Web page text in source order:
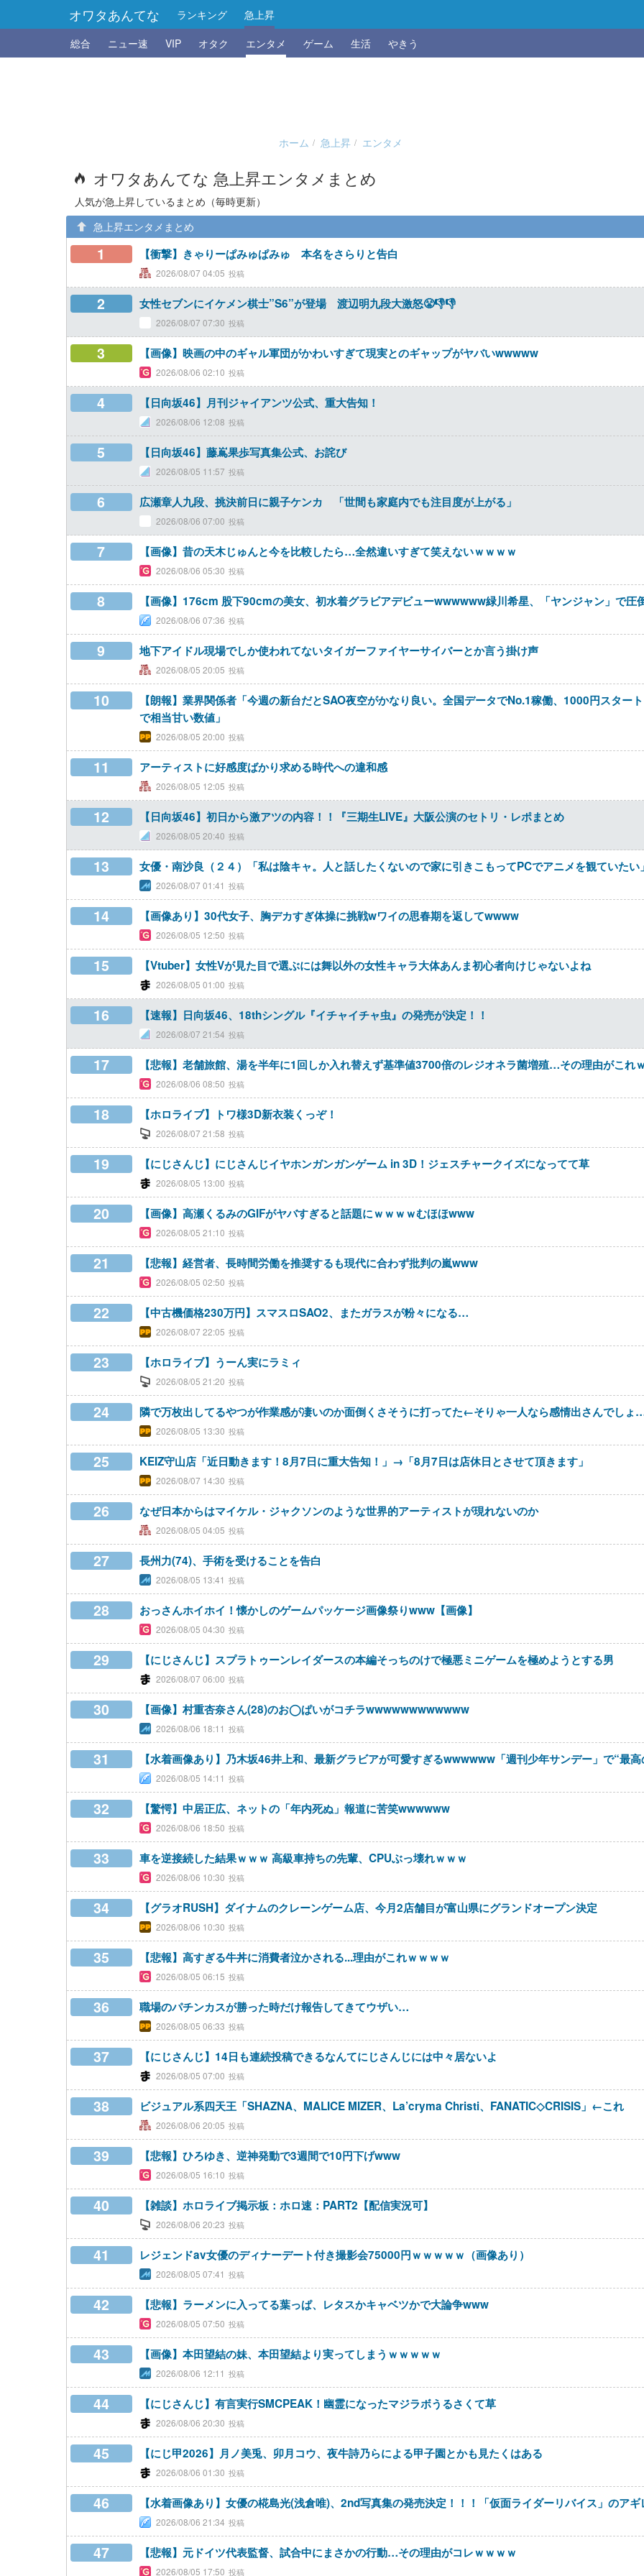
オワタあんてな ランキング
急上昇
総合
ニュー速 VIP オタク エンタメ ゲーム 生活 やきう
ホーム 急上昇 エンタメ
オワタあんてな 急上昇エンタメまとめ
人気が急上昇しているまとめ（毎時更新）
急上昇エンタメまとめ
1 【衝撃】きゃりーぱみゅぱみゅ 本名をさらりと告白
2026/08/07 04:05
2 女性セブンにイケメン棋士”S6”が登場 渡辺明九段大激怒😤👎👎
2026/08/07 07:30
3 【画像】映画の中のギャル軍団がかわいすぎて現実とのギャップがヤバいwwwww
2026/08/06 02:10
4 【日向坂46】月刊ジャイアンツ公式、重大告知！
2026/08/06 12:08
5 【日向坂46】藤嶌果歩写真集公式、お詫び
2026/08/05 11:57
6 広瀬章人九段、挑決前日に親子ケンカ 「世間も家庭内でも注目度が上がる」
2026/08/06 07:00
7 【画像】昔の天木じゅんと今を比較したら…全然違いすぎて笑えないｗｗｗｗ
2026/08/06 05:30
8 【画像】176cm 股下90cmの美女、初水着グラビアデビューwwwwww緑川希星、「ヤンジャン」で圧
2026/08/06 07:36
9 地下アイドル現場でしか使われてないタイガーファイヤーサイバーとか言う掛け声
2026/08/05 20:05
10
【朗報】業界関係者「今週の新台だとSAO夜空がかなり良い。全国データでNo.1稼働、1000円スタ
で相当甘い数値」
2026/08/05 20:00
11 アーティストに好感度ばかり求める時代への違和感
2026/08/05 12:05
12 【日向坂46】初日から激アツの内容！！『三期生LIVE』大阪公演のセトリ・レポまとめ
2026/08/05 20:40
13 女優・南沙良（２４）「私は陰キャ。人と話したくないので家に引きこもってPCでアニメを観ていたい
2026/08/07 01:41
14 【画像あり】30代女子、胸デカすぎ体操に挑戦wワイの思春期を返してwwww
2026/08/05 12:50
15 【Vtuber】女性Vが見た目で選ぶには舞以外の女性キャラ大体あんま初心者向けじゃないよね
2026/08/05 01:00
16 【速報】日向坂46、18thシングル『イチャイチャ虫』の発売が決定！！
2026/08/07 21:54
17 【悲報】老舗旅館、湯を半年に1回しか入れ替えず基準値3700倍のレジオネラ菌増殖…その理由がこれ
2026/08/06 08:50
18 【ホロライブ】トワ様3D新衣装くっぞ！
2026/08/07 21:58
19 【にじさんじ】にじさんじイヤホンガンガンゲーム in 3D！ジェスチャークイズになってて草
2026/08/05 13:00
20 【画像】高瀬くるみのGIFがヤバすぎると話題にｗｗｗｗむほほwww
2026/08/05 21:10
21 【悲報】経営者、長時間労働を推奨するも現代に合わず批判の嵐www
2026/08/05 02:50
22 【中古機価格230万円】スマスロSAO2、またガラスが粉々になる…
2026/08/07 22:05
23 【ホロライブ】うーん実にラミィ
2026/08/05 21:20
24 隣で万枚出してるやつが作業感が凄いのか面倒くさそうに打ってた←そりゃ一人なら感情出さんでしょ
2026/08/05 13:30
25 KEIZ守山店「近日動きます！8月7日に重大告知！」→「8月7日は店休日とさせて頂きます」
2026/08/07 14:30
26 なぜ日本からはマイケル・ジャクソンのような世界的アーティストが現れないのか
2026/08/05 04:05
27 長州力(74)、手術を受けることを告白
2026/08/05 13:41
28 おっさんホイホイ！懐かしのゲームパッケージ画像祭りwww【画像】
2026/08/05 04:30
29 【にじさんじ】スプラトゥーンレイダースの本編そっちのけで極悪ミニゲームを極めようとする男
2026/08/07 06:00
30 【画像】村重杏奈さん(28)のお◯ぱいがコチラwwwwwwwwwwww
2026/08/06 18:11
31 【水着画像あり】乃木坂46井上和、最新グラビアが可愛すぎるwwwwww「週刊少年サンデー」で“最
2026/08/05 14:11
32 【驚愕】中居正広、ネットの「年内死ぬ」報道に苦笑wwwwww
2026/08/06 18:50
33 車を逆接続した結果ｗｗｗ 高級車持ちの先輩、CPUぶっ壊れｗｗｗ
2026/08/06 10:30
34 【グラオRUSH】ダイナムのクレーンゲーム店、今月2店舗目が富山県にグランドオープン決定
2026/08/06 10:30
35 【悲報】高すぎる牛丼に消費者泣かされる...理由がこれｗｗｗｗ
2026/08/05 06:15
36 職場のパチンカスが勝った時だけ報告してきてウザい…
2026/08/05 06:33
37 【にじさんじ】14日も連続投稿できるなんてにじさんじには中々居ないよ
2026/08/05 07:00
38 ビジュアル系四天王「SHAZNA、MALICE MIZER、La’cryma Christi、FANATIC◇CRISIS」←これ
2026/08/06 20:05
39 【悲報】ひろゆき、逆神発動で3週間で10円下げwww
2026/08/05 16:10
40 【雑談】ホロライブ掲示板：ホロ速：PART2【配信実況可】
2026/08/06 20:23
41 レジェンドav女優のディナーデート付き撮影会75000円ｗｗｗｗｗ（画像あり）
2026/08/05 07:41
42 【悲報】ラーメンに入ってる葉っぱ、レタスかキャベツかで大論争www
2026/08/05 07:50
43 【画像】本田望結の妹、本田望結より実ってしまうｗｗｗｗｗ
2026/08/06 12:11
44 【にじさんじ】有言実行SMCPEAK！幽霊になったマジラボうるさくて草
2026/08/06 20:30
45 【にじ甲2026】月ノ美兎、卯月コウ、夜牛詩乃らによる甲子園とかも見たくはある
2026/08/06 01:30
46 【水着画像あり】女優の椛島光(浅倉唯)、2nd写真集の発売決定！！！「仮面ライダーリバイス」のア
2026/08/06 21:34
47 【悲報】元ドイツ代表監督、試合中にまさかの行動…その理由がコレｗｗｗｗ
2026/08/05 17:50